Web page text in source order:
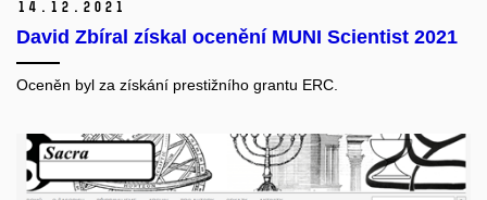
14. 12. 2021
David Zbíral získal ocenění MUNI Scientist 2021
Oceněn byl za získání prestižního grantu ERC.